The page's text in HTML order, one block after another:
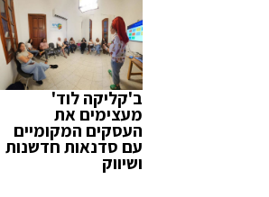
ב'קליקה לוד'
מעצימים את
העסקים המקומיים
עם סדנאות חדשנות
ושיווק